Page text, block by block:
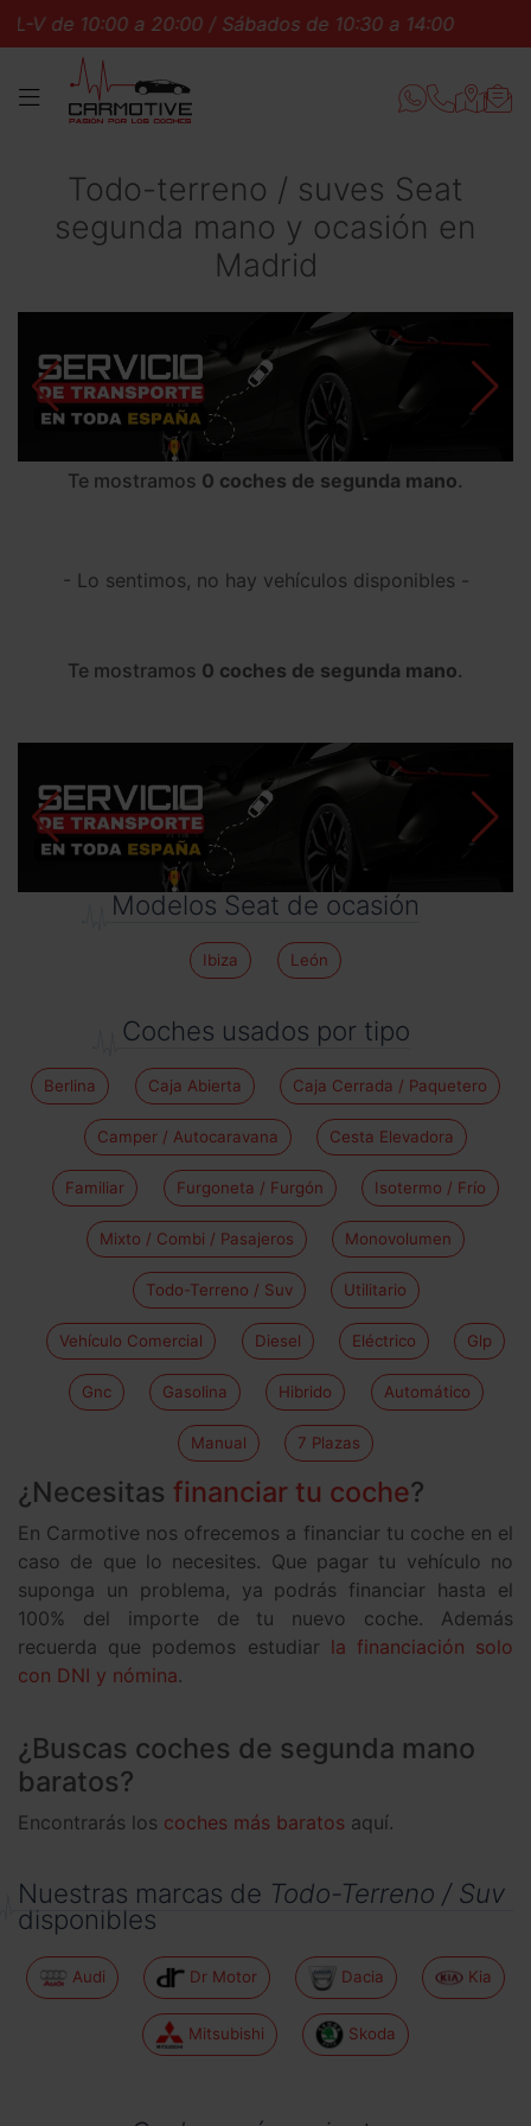
V de 10:00 a 20:00 / Sábados de 10:30 a 14:00
MENÚ
Todo-terreno / suves Seat
segunda mano y ocasión en
Madrid
Te mostramos 0 coches de segunda mano.
- Lo sentimos, no hay vehículos disponibles -
Te mostramos 0 coches de segunda mano.
Modelos Seat de ocasión
Ibiza León
Coches usados por tipo
Berlina Caja Abierta Caja Cerrada / Paquetero
Camper / Autocaravana Cesta Elevadora
Familiar Furgoneta / Furgón Isotermo / Frío
Mixto / Combi / Pasajeros Monovolumen
Todo-Terreno / Suv Utilitario
Vehículo Comercial Diesel Eléctrico Glp
Gnc Gasolina Hibrido Automático
Manual 7 Plazas
¿Necesitas financiar tu coche?
En Carmotive nos ofrecemos a financiar tu coche en el
caso de que lo necesites. Que pagar tu vehículo no
suponga un problema, ya podrás financiar hasta el
100% del importe de tu nuevo coche. Además
recuerda que podemos estudiar la financiación solo
con DNI y nómina.
¿Buscas coches de segunda mano
baratos?
Encontrarás los coches más baratos aquí.
Nuestras marcas de Todo-Terreno / Suv
disponibles
Audi Dr Motor Dacia Kia
Mitsubishi Skoda